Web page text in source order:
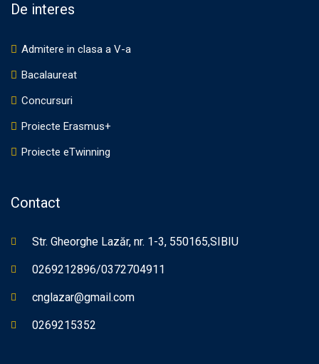
De interes
Admitere in clasa a V-a
Bacalaureat
Concursuri
Proiecte Erasmus+
Proiecte eTwinning
Contact
Str. Gheorghe Lazăr, nr. 1-3, 550165,SIBIU
0269212896/0372704911
cnglazar@gmail.com
0269215352